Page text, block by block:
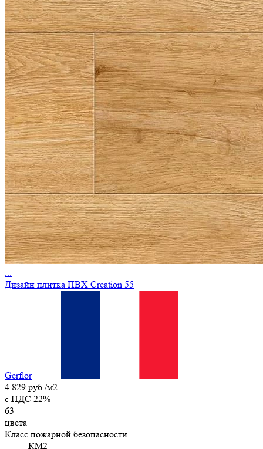
...
Дизайн плитка ПВХ Creation 55
Gerflor
4 829 руб./м2
c НДС 22%
63
цвета
Класс пожарной безопасности
КМ2